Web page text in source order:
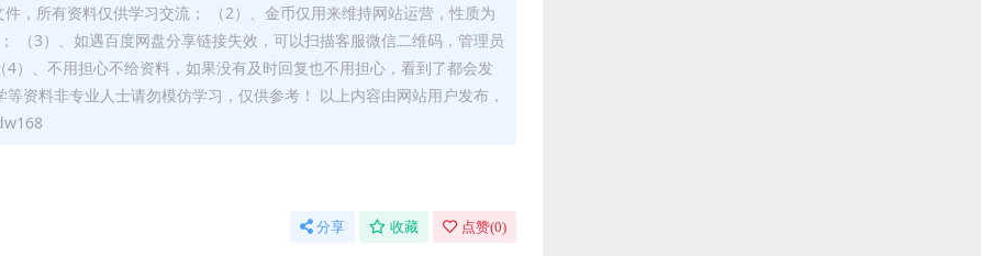
，所有资料仅供学习交流； （2）、金币仅用来维持网站运营，性质为
（3）、如遇百度网盘分享链接失效，可以扫描客服微信二维码，管理员
）、不用担心不给资料，如果没有及时回复也不用担心，看到了都会发
资料非专业人士请勿模仿学习，仅供参考！ 以上内容由网站用户发布，
分享 收藏 点赞(0)